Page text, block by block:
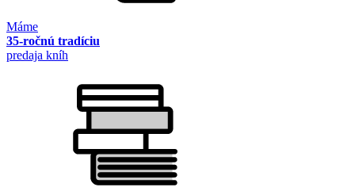
Máme
35-ročnú tradíciu
predaja kníh